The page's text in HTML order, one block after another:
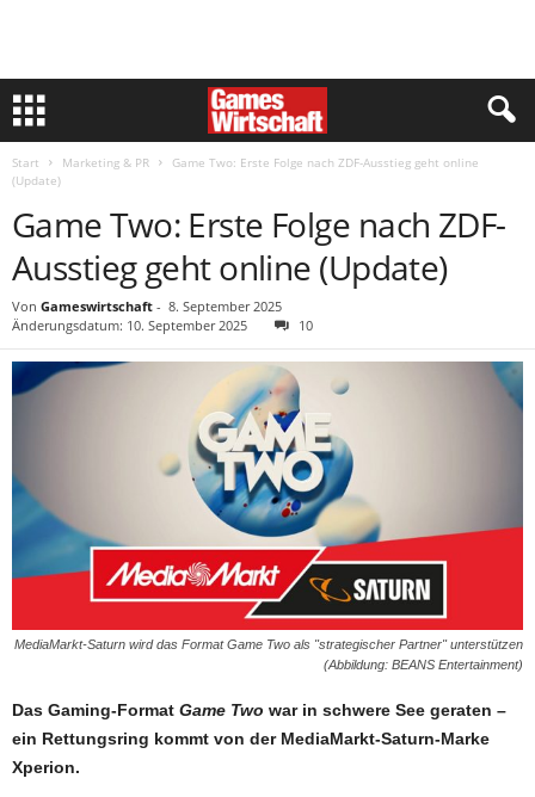
Start Marketing & PR
Game Two: Erste Folge nach ZDF-Ausstieg geht online
(Update)
Game Two: Erste Folge nach ZDF-
Ausstieg geht online (Update)
Von Gameswirtschaft - 8. September 2025
Änderungsdatum: 10. September 2025
10
MediaMarkt-Saturn wird das Format Game Two als "strategischer Partner" unterstützen
(Abbildung: BEANS Entertainment)
Das Gaming-Format Game Two war in schwere See geraten –
ein Rettungsring kommt von der MediaMarkt-Saturn-Marke
Xperion.